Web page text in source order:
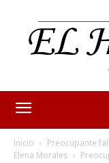
Inicio
Preocupante
Elena Morales